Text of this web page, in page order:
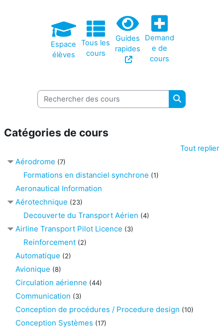
Espace
élèves
Tous les
cours
Guides
rapides
Demand
e de
cours
Rechercher des cours
Rechercher
Catégories de cours
Tout replier
Aérodrome (7)
Formations en distanciel synchrone (1)
Aeronautical Information
Aérotechnique (23)
Decouverte du Transport Aérien (4)
Airline Transport Pilot Licence (3)
Reinforcement (2)
Automatique (2)
Avionique (8)
Circulation aérienne (44)
Communication (3)
Conception de procédures / Procedure design (10)
Conception Systèmes (17)